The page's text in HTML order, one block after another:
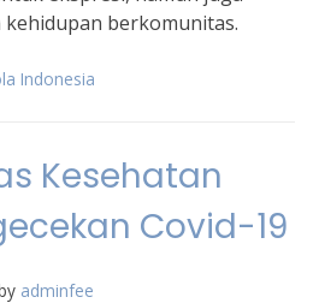
berkomunitas.
Indonesia
Kesehatan
Covid-19
adminfee